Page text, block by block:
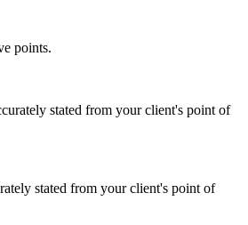
points.
stated from your client's point of
stated from your client's point of